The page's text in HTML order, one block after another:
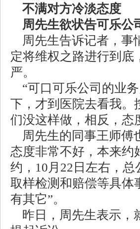
不满对方冷淡态度
周先生欲状告可乐公
周先生告诉记者，事
定将维权之路进行到底
严。
“可口可乐公司的业
下，才到医院去看我。
们没这样做，相反，态
周先生的同事王师傅
态度非常不好，本来约
约，10月22日左右，
取样检测和赔偿等具体
有其它”。
昨日，周先生表示，